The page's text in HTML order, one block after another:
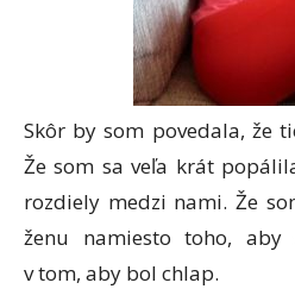
Skôr by som povedala, že
Že som sa veľa krát
rozdiely medzi nami. Že
ženu namiesto toho, aby
v tom, aby bol chlap.